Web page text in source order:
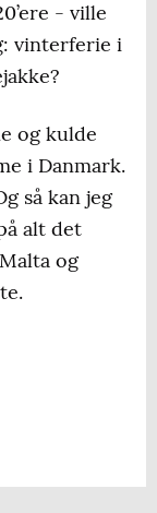
- ville
vinterferie i
og kulde
i Danmark.
så kan jeg
alt det
og